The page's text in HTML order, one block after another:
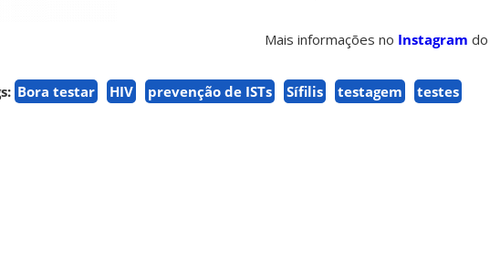
Mais informações no Instagram do
Bora testar HIV prevenção de ISTs Sífilis testagem testes